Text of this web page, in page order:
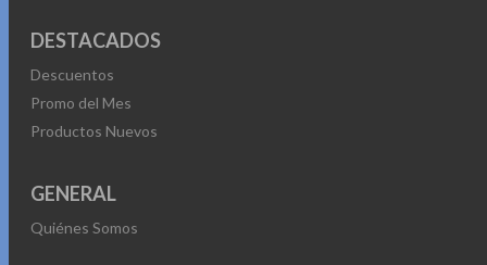
DESTACADOS
Descuentos
Promo del Mes
Productos Nuevos
GENERAL
Quiénes Somos